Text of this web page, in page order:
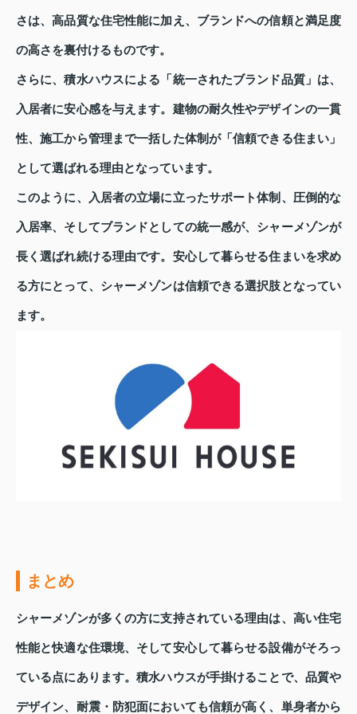
さは、高品質な住宅性能に加え、ブランドへの信頼と満足度
の高さを裏付けるものです。
さらに、積水ハウスによる「統一されたブランド品質」は、
入居者に安心感を与えます。建物の耐久性やデザインの一貫
性、施工から管理まで一括した体制が「信頼できる住まい」
として選ばれる理由となっています。
このように、入居者の立場に立ったサポート体制、圧倒的な
入居率、そしてブランドとしての統一感が、シャーメゾンが
長く選ばれ続ける理由です。安心して暮らせる住まいを求め
る方にとって、シャーメゾンは信頼できる選択肢となってい
ます。
まとめ
シャーメゾンが多くの方に支持されている理由は、高い住宅
性能と快適な住環境、そして安心して暮らせる設備がそろっ
ている点にあります。積水ハウスが手掛けることで、品質や
デザイン、耐震・防犯面においても信頼が高く、単身者から